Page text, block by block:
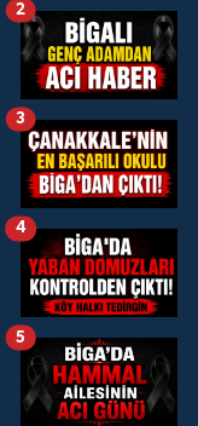
2
3
4
5